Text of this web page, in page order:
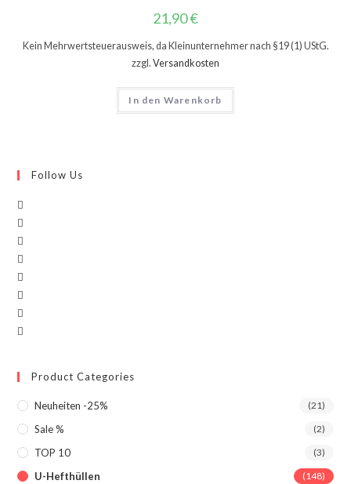
21,90€
Kein Mehrwertsteuerausweis, da Kleinunternehmer nach §19 (1) UStG.
zzgl. Versandkosten
In den Warenkorb
Follow Us
Product Categories
Neuheiten -25% (21)
Sale % (2)
TOP 10 (3)
U-Hefthüllen (148)